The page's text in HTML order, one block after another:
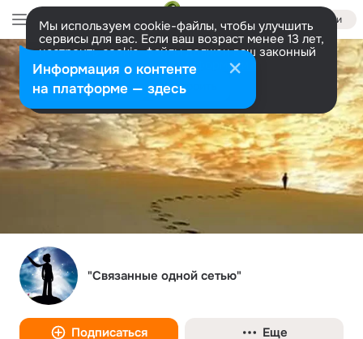
Войти
Мы используем cookie-файлы, чтобы улучшить
сервисы для вас. Если ваш возраст менее 13 лет,
настроить cookie-файлы должен ваш законный
представитель. Больше информации
Разрешить все Настроить
"Связанные одной сетью"
Подписаться Еще
Информация о контенте
на платформе — здесь